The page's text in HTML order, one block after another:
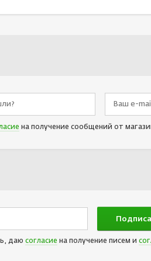
на получение сообщений от
даю согласие на получение писем и